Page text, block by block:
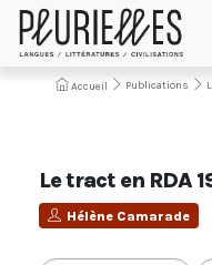
Accueil Publications
Le tract en RDA
Hélène Camarade